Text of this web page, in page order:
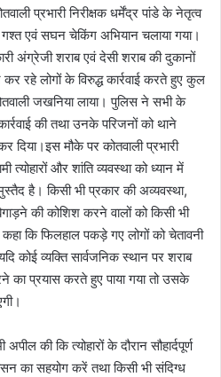
प्रभारी निरीक्षक धर्मेंद्र पांडे के नेतृत्व
एवं सघन चेकिंग अभियान चलाया गया।
अंग्रेजी शराब एवं देसी शराब की दुकानों
लोगों के विरुद्ध कार्रवाई करते हुए कुल
जखनिया लाया। पुलिस ने सभी के
की तथा उनके परिजनों को थाने
दिया।इस मौके पर कोतवाली प्रभारी
त्योहारों और शांति व्यवस्था को ध्यान में
है। किसी भी प्रकार की अव्यवस्था,
की कोशिश करने वालों को किसी भी
कि फिलहाल पकड़े गए लोगों को चेतावनी
कोई व्यक्ति सार्वजनिक स्थान पर शराब
का प्रयास करते हुए पाया गया तो उसके
की कि त्योहारों के दौरान सौहार्दपूर्ण
का सहयोग करें तथा किसी भी संदिग्ध